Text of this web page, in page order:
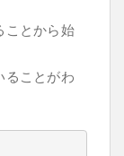
ことから始
ることがわ